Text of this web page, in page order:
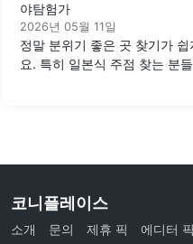
야탐험가
2026년 05월 11일
정말 분위기 좋은 곳 찾기가
요. 특히 일본식 주점 찾는 분
코니플레이스
소개 문의 제휴 픽 에디터 픽